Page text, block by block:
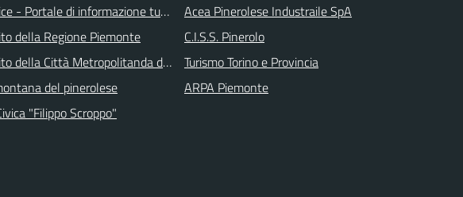
- Portale di informazione turstica
della Regione Piemonte
della Città Metropolitanda di Torino
del pinerolese
"Filippo Scroppo"
Acea Pinerolese Industraile SpA
C.I.S.S. Pinerolo
Turismo Torino e Provincia
ARPA Piemonte